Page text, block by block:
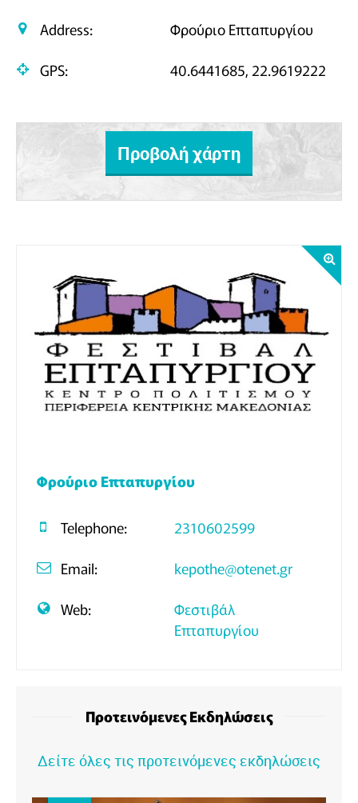
Address:
Φρούριο Επταπυργίου
GPS:
40.6441685, 22.9619222
Προβολή χάρτη
Φρούριο Επταπυργίου
Telephone:
2310602599
Email:
kepothe@otenet.gr
Web:
Φεστιβάλ
Επταπυργίου
Προτεινόμενες Εκδηλώσεις
Δείτε όλες τις προτεινόμενες εκδηλώσεις